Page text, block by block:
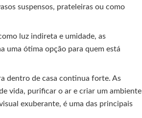
suspensos, prateleiras ou como
luz indireta e umidade, as
uma ótima opção para quem está
dentro de casa continua forte. As
vida, purificar o ar e criar um ambiente
exuberante, é uma das principais